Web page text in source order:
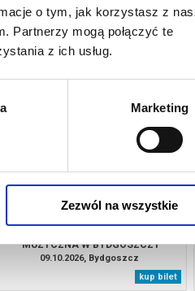
o tym, jak korzystasz z
Partnerzy mogą połączyć te
z ich usług.
Marketing
Zezwól na wszystkie
OPEROWE ZWIERCIADŁO XVIII WIEKU.
MIEJSCE: AKADEMIA MUZYCZNA W
BYDGOSZCZY
23.09.2026, Bydgoszcz
kup bilet
MUZYCZNA W BYDGOSZCZY
09.10.2026, Bydgoszcz
kup bilet